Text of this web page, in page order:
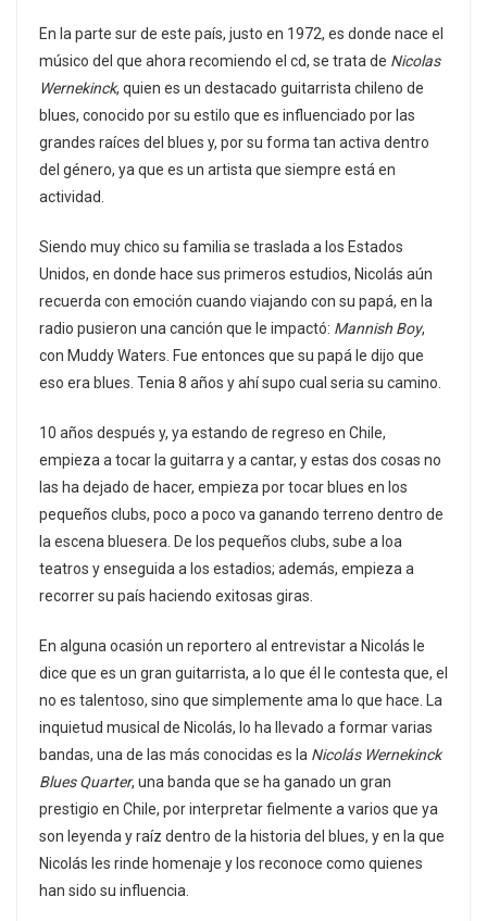
En la parte sur de este país, justo en 1972, es donde nace el
músico del que ahora recomiendo el cd, se trata de Nicolas
Wernekinck, quien es un destacado guitarrista chileno de
blues, conocido por su estilo que es influenciado por las
grandes raíces del blues y, por su forma tan activa dentro
del género, ya que es un artista que siempre está en
actividad.
Siendo muy chico su familia se traslada a los Estados
Unidos, en donde hace sus primeros estudios, Nicolás aún
recuerda con emoción cuando viajando con su papá, en la
radio pusieron una canción que le impactó: Mannish Boy,
con Muddy Waters. Fue entonces que su papá le dijo que
eso era blues. Tenia 8 años y ahí supo cual seria su camino.
10 años después y, ya estando de regreso en Chile,
empieza a tocar la guitarra y a cantar, y estas dos cosas no
las ha dejado de hacer, empieza por tocar blues en los
pequeños clubs, poco a poco va ganando terreno dentro de
la escena bluesera. De los pequeños clubs, sube a loa
teatros y enseguida a los estadios; además, empieza a
recorrer su país haciendo exitosas giras.
En alguna ocasión un reportero al entrevistar a Nicolás le
dice que es un gran guitarrista, a lo que él le contesta que, el
no es talentoso, sino que simplemente ama lo que hace. La
inquietud musical de Nicolás, lo ha llevado a formar varias
bandas, una de las más conocidas es la Nicolás Wernekinck
Blues Quarter, una banda que se ha ganado un gran
prestigio en Chile, por interpretar fielmente a varios que ya
son leyenda y raíz dentro de la historia del blues, y en la que
Nicolás les rinde homenaje y los reconoce como quienes
han sido su influencia.